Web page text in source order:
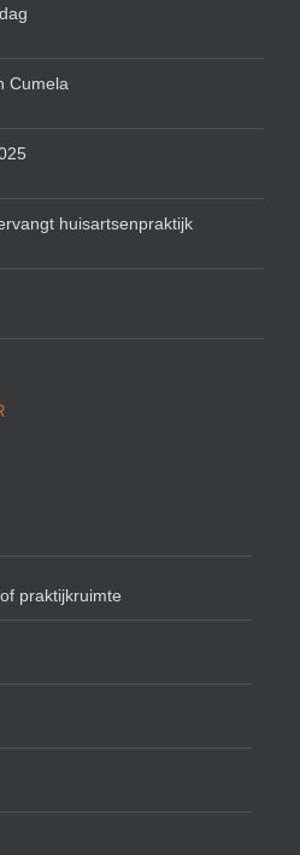
Cumela
huisartsenpraktijk
praktijkruimte